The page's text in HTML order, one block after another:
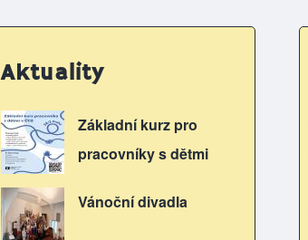
Aktuality
Základní kurz pro
pracovníky s dětmi
Vánoční divadla